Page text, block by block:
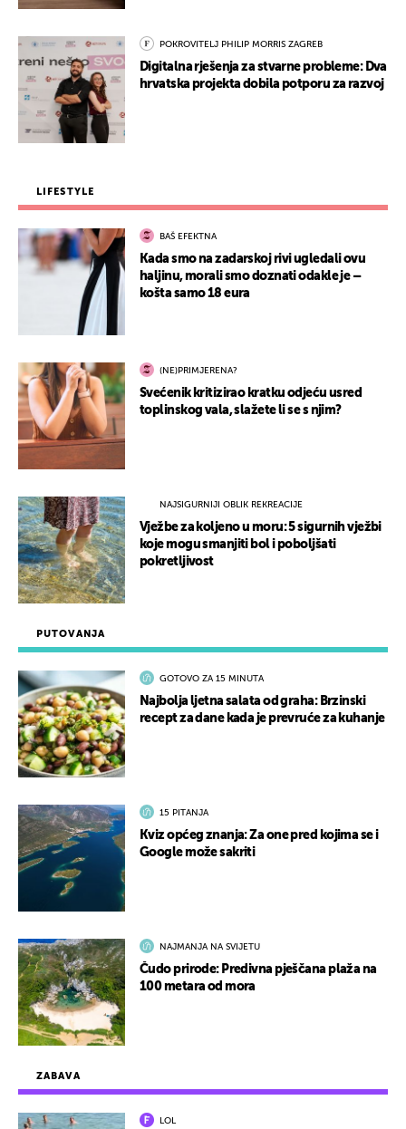
ZABAVA
LOL
PUTOVANJA
GOTOVO ZA 15 MINUTA
Najbolja ljetna salata od graha: Brzinski
recept za dane kada je prevruće za kuhanje
15 PITANJA
Kviz općeg znanja: Za one pred kojima se i
Google može sakriti
NAJMANJA NA SVIJETU
Čudo prirode: Predivna pješčana plaža na
100 metara od mora
POKROVITELJ PHILIP MORRIS ZAGREB
Digitalna rješenja za stvarne probleme: Dva
hrvatska projekta dobila potporu za razvoj
LIFESTYLE
BAŠ EFEKTNA
Kada smo na zadarskoj rivi ugledali ovu
haljinu, morali smo doznati odakle je –
košta samo 18 eura
(NE)PRIMJERENA?
Svećenik kritizirao kratku odjeću usred
toplinskog vala, slažete li se s njim?
NAJSIGURNIJI OBLIK REKREACIJE
Vježbe za koljeno u moru: 5 sigurnih vježbi
koje mogu smanjiti bol i poboljšati
pokretljivost